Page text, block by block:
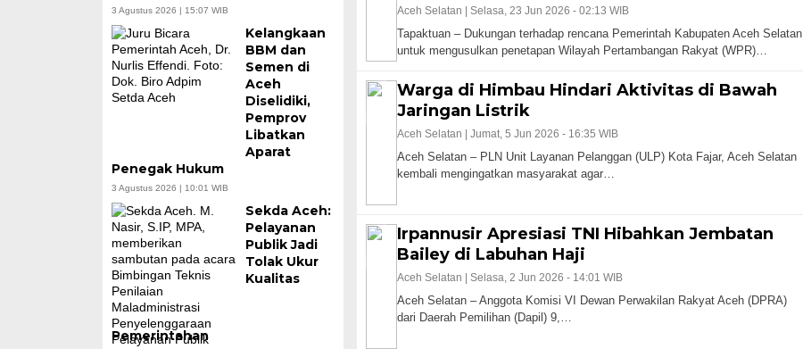
3 Agustus 2026 | 15:07 WIB
Kelangkaan
BBM dan
Semen di
Aceh
Diselidiki,
Pemprov
Libatkan
Aparat
Penegak Hukum
3 Agustus 2026 | 10:01 WIB
Sekda Aceh:
Pelayanan
Publik Jadi
Tolak Ukur
Kualitas
Pemerintahan
Aceh Selatan | Selasa, 23 Jun 2026 - 02:13 WIB
Tapaktuan – Dukungan terhadap rencana Pemerintah Kabupaten Aceh Selatan
untuk mengusulkan penetapan Wilayah Pertambangan Rakyat (WPR)…
Warga di Himbau Hindari Aktivitas di Bawah
Jaringan Listrik
Aceh Selatan | Jumat, 5 Jun 2026 - 16:35 WIB
Aceh Selatan – PLN Unit Layanan Pelanggan (ULP) Kota Fajar, Aceh Selatan
kembali mengingatkan masyarakat agar…
Irpannusir Apresiasi TNI Hibahkan Jembatan
Bailey di Labuhan Haji
Aceh Selatan | Selasa, 2 Jun 2026 - 14:01 WIB
Aceh Selatan – Anggota Komisi VI Dewan Perwakilan Rakyat Aceh (DPRA)
dari Daerah Pemilihan (Dapil) 9,…